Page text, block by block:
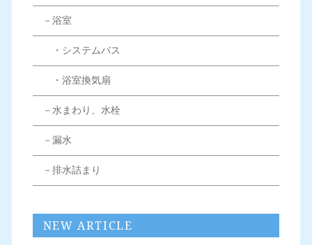
－浴室
・システムバス
・浴室換気扇
－水まわり、水栓
－漏水
－排水詰まり
NEW ARTICLE